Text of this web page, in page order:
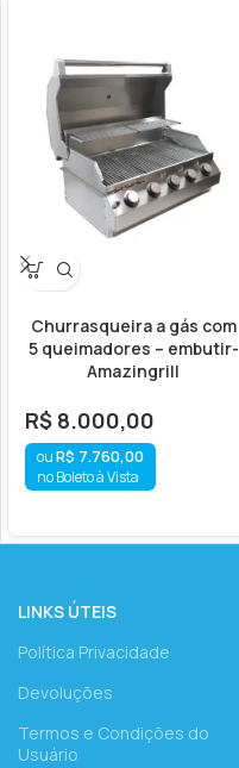
Churrasqueira a gás com
5 queimadores – embutir-
Amazingrill
R$ 8.000,00
R$ 7.760,00
no Boleto à Vista
LINKS ÚTEIS
Política Privacidade
Devoluções
Termos e Condições do
Usuário